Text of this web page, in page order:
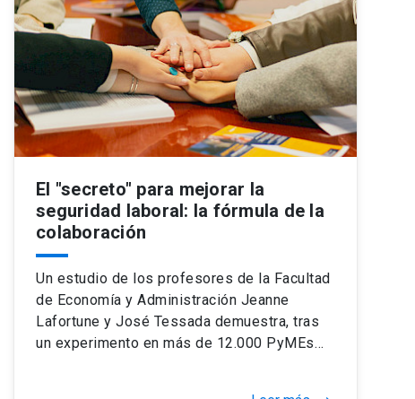
El "secreto" para mejorar la
seguridad laboral: la fórmula de la
colaboración
Un estudio de los profesores de la Facultad
de Economía y Administración Jeanne
Lafortune y José Tessada demuestra, tras
un experimento en más de 12.000 PyMEs…